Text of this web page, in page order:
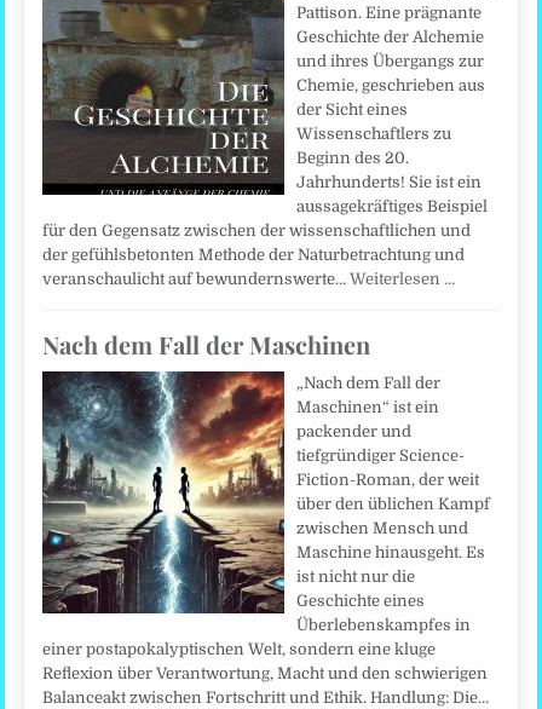
Pattison. Eine prägnante
Geschichte der Alchemie
und ihres Übergangs zur
Chemie, geschrieben aus
der Sicht eines
Wissenschaftlers zu
Beginn des 20.
Jahrhunderts! Sie ist ein
aussagekräftiges Beispiel
für den Gegensatz zwischen der wissenschaftlichen und
der gefühlsbetonten Methode der Naturbetrachtung und
veranschaulicht auf bewundernswerte…Weiterlesen …
Nach dem Fall der Maschinen
„Nach dem Fall der
Maschinen“ ist ein
packender und
tiefgründiger Science-
Fiction-Roman, der weit
über den üblichen Kampf
zwischen Mensch und
Maschine hinausgeht. Es
ist nicht nur die
Geschichte eines
Überlebenskampfes in
einer postapokalyptischen Welt, sondern eine kluge
Reflexion über Verantwortung, Macht und den schwierigen
Balanceakt zwischen Fortschritt und Ethik. Handlung: Die…